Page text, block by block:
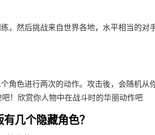
，然后挑战来自世界各地，水平相当的
角色进行两次的动作。攻击後，会随机
！欣赏你人物中在战斗时的华丽动作吧
几个隐藏角色？